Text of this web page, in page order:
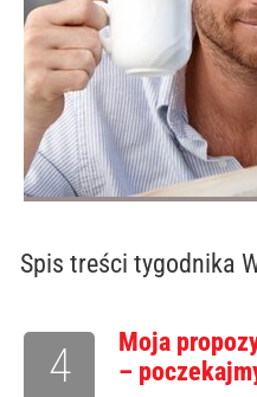
Spis treści tygodnika
Moja
–
4